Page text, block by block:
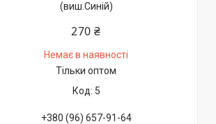
(виш.Синій)
270 ₴
Немає в наявності
Тільки оптом
5
+380 (96) 657-91-64